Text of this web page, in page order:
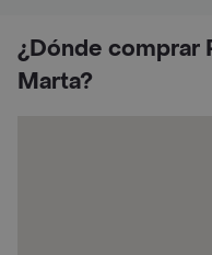
¿Dónde comprar
Marta?